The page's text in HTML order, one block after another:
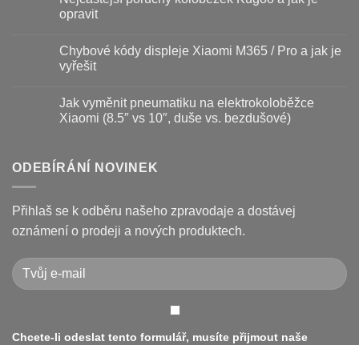
kdy
jak
prodloužit
životnost
textu
s
vyměnit
brzdové
destičky
na
koloběžce
opravit
u
textu
s
poruchy
koloběžek
Kugoo
opravit
Chybové kódy displeje Xiaomi M365 / Pro a jak je
vyřešit
textu
s
displeje
Xiaomi
Pro
a
jak
je
Jak vyměnit pneumatiku na elektrokoloběžce
Xiaomi (8.5″ vs 10″, duše vs. bezdušové)
textu
s
vyměnit
pneumatiku
na
elektrokoloběžce
(8.5″
vs
10″,
duše
ODEBÍRÁNÍ NOVINEK
Přihlaš se k odběru našeho zpravodaje a dostávej
oznámení o prodeji a nových produktech.
Chcete-li odeslat tento formulář, musíte přijmout naše